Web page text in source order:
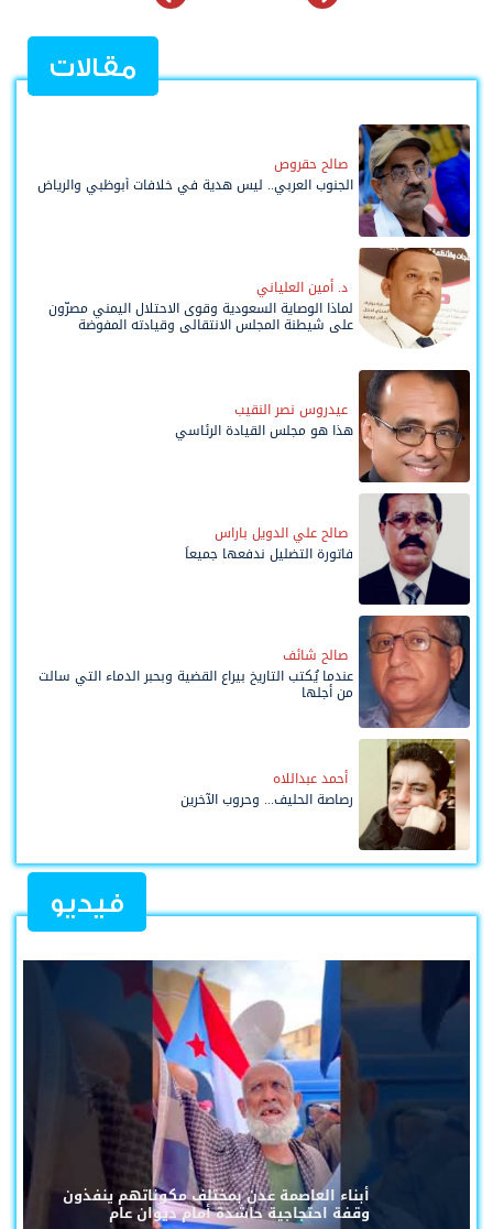
مقالات
صالح حقروص
الجنوب العربي.. ليس هدية في خلافات أبوظبي والرياض
د. أمين العلياني
لماذا الوصاية السعودية وقوى الاحتلال اليمني مصرّون
على شيطنة المجلس الانتقالي وقيادته المفوضة
وحواضنه الشعبية؟
عيدروس نصر النقيب
هذا هو مجلس القيادة الرئاسي
صالح علي الدويل باراس
فاتورة التضليل ندفعها جميعاً
صالح شائف
عندما يُكتب التاريخ بيراع القضية وبحبر الدماء التي سالت
من أجلها
أحمد عبداللاه
رصاصة الحليف... وحروب الآخرين
فيديو
أبناء العاصمة عدن بمختلف مكوناتهم ينفذون
وقفة احتجاجية حاشدة أمام ديوان عام